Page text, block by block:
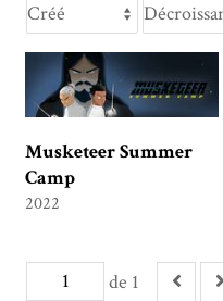
Musketeer Summer
Camp
2022
de 1